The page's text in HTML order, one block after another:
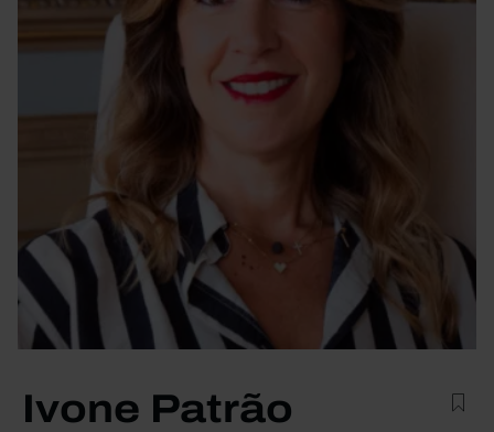
Ivone Patrão